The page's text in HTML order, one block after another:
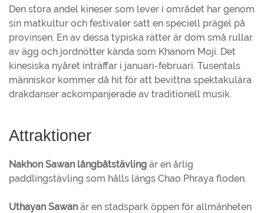
Den stora andel kineser som lever i området har genom
sin matkultur och festivaler satt en speciell prägel på
provinsen. En av dessa typiska rätter är dom små rullar
av ägg och jordnötter kända som Khanom Moji. Det
kinesiska nyåret inträffar i januari-februari. Tusentals
människor kommer då hit för att bevittna spektakulära
drakdanser ackompanjerade av traditionell musik.
Attraktioner
Nakhon Sawan långbåtstävling är en årlig
paddlingstävling som hålls längs Chao Phraya floden.
Uthayan Sawan är en stadspark öppen för allmänheten